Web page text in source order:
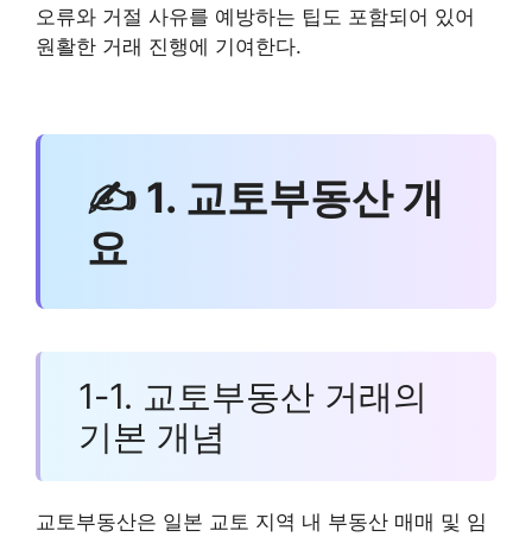
오류와 거절 사유를 예방하는 팁도 포함되어 있어
원활한 거래 진행에 기여한다.
✍ 1. 교토부동산 개
요
1-1. 교토부동산 거래의
기본 개념
교토부동산은 일본 교토 지역 내 부동산 매매 및 임